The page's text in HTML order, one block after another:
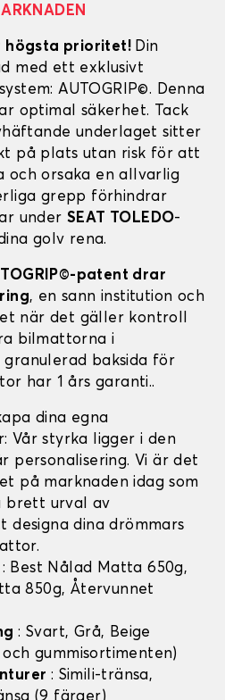
högsta prioritet! Din
med ett exklusivt
AUTOGRIP©. Denna
optimal säkerhet. Tack
underlaget sitter
på plats utan risk för att
och orsaka en allvarlig
grepp förhindrar
under SEAT TOLEDO-
golv rena.
patent drar
, en sann institution och
när det gäller kontroll
bilmattorna i
baksida för
har 1 års garanti..
dina egna
Vår styrka ligger i den
personalisering. Vi är det
på marknaden idag som
brett urval av
dina drömmars
: Best Nålad Matta 650g,
850g, Återvunnet
: Svart, Grå, Beige
gummisortimenten)
: Simili-tränsa,